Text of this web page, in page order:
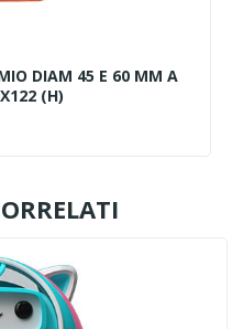
DIAM 45 E 60 MM A
(H)